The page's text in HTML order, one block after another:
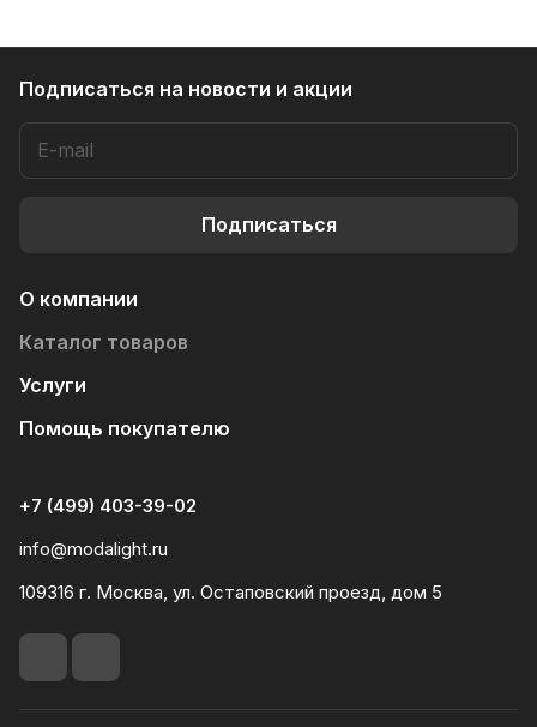
Подписаться на новости и акции
Подписаться
О компании
Каталог товаров
Услуги
Помощь покупателю
+7 (499) 403-39-02
info@modalight.ru
109316 г. Москва, ул. Остаповский проезд, дом 5